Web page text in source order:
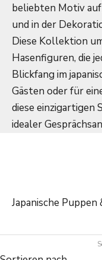
beliebten Motiv auf
und in der
Diese Kollektion
Hasenfiguren, die
Blickfang im
Gästen oder für
diese einzigartigen
idealer
Japanische